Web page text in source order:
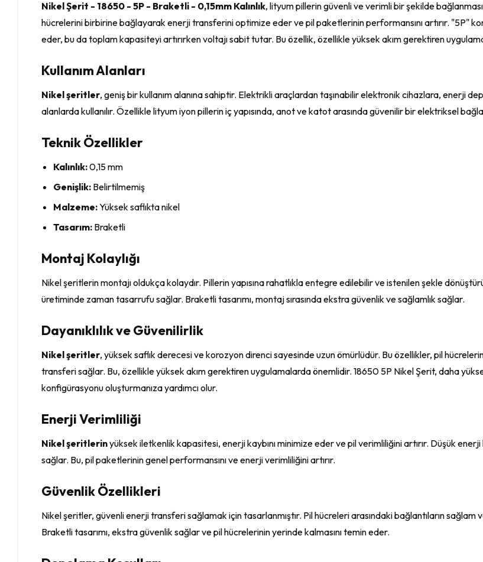
Nikel Şerit - 18650 - 5P - Braketli - 0,15mm Kalınlık, lityum pillerin güvenli ve verimli bir şekilde
hücrelerini birbirine bağlayarak enerji transferini optimize eder ve pil paketlerinin performansını artırır. "5P"
eder, bu da toplam kapasiteyi artırırken voltajı sabit tutar. Bu özellik, özellikle yüksek akım gerektiren
Kullanım Alanları
Nikel şeritler, geniş bir kullanım alanına sahiptir. Elektrikli araçlardan taşınabilir elektronik cihazlara, enerji
alanlarda kullanılır. Özellikle lityum iyon pillerin iç yapısında, anot ve katot arasında güvenilir bir elektriksel
Teknik Özellikler
Kalınlık:0,15 mm
Genişlik: Belirtilmemiş
Malzeme:Yüksek saflıkta nikel
Tasarım: Braketli
Montaj Kolaylığı
Nikel şeritlerin montajı oldukça kolaydır. Pillerin yapısına rahatlıkla entegre edilebilir ve istenilen şekle
üretiminde zaman tasarrufu sağlar. Braketli tasarımı, montaj sırasında ekstra güvenlik ve sağlamlık sağlar.
Dayanıklılık ve Güvenilirlik
Nikel şeritler, yüksek saflık derecesi ve korozyon direnci sayesinde uzun ömürlüdür. Bu özellikler, pil
transferi sağlar. Bu, özellikle yüksek akım gerektiren uygulamalarda önemlidir. 18650 5P Nikel Şerit, daha
konfigürasyonu oluşturmanıza yardımcı olur.
Enerji Verimliliği
Nikel şeritlerinyüksek iletkenlik kapasitesi, enerji kaybını minimize eder ve pil verimliliğini artırır. Düşük
sağlar. Bu, pil paketlerinin genel performansını ve enerji verimliliğini artırır.
Güvenlik Özellikleri
Nikel şeritler, güvenli enerji transferi sağlamak için tasarlanmıştır. Pil hücreleri arasındaki bağlantıların sağlam
Braketli tasarımı, ekstra güvenlik sağlar ve pil hücrelerinin yerinde kalmasını temin eder.